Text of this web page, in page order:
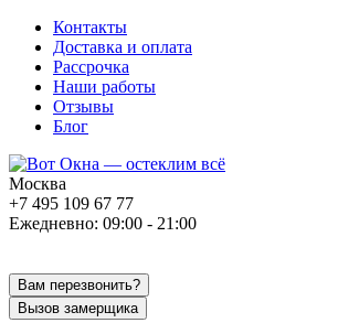
Контакты
Доставка и оплата
Рассрочка
Наши работы
Отзывы
Блог
Москва
+7 495 109 67 77
Ежедневно: 09:00 - 21:00
Вам перезвонить?
Вызов замерщика